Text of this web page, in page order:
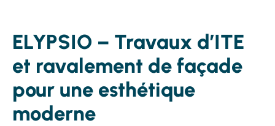
ELYPSIO – Travaux d’ITE
et ravalement de façade
pour une esthétique
moderne